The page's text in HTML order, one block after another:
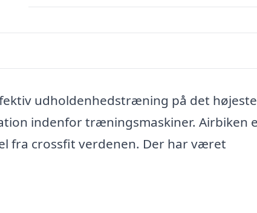
udholdenhedstræning på det højeste
indenfor træningsmaskiner. Airbiken
fra crossfit verdenen. Der har været